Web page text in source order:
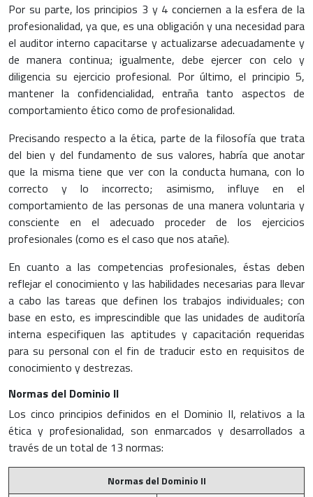
Por su parte, los principios 3 y 4 conciernen a la esfera de la
profesionalidad, ya que, es una obligación y una necesidad para
el auditor interno capacitarse y actualizarse adecuadamente y
de manera continua; igualmente, debe ejercer con celo y
diligencia su ejercicio profesional. Por último, el principio 5,
mantener la confidencialidad, entraña tanto aspectos de
comportamiento ético como de profesionalidad.
Precisando respecto a la ética, parte de la filosofía que trata
del bien y del fundamento de sus valores, habría que anotar
que la misma tiene que ver con la conducta humana, con lo
correcto y lo incorrecto; asimismo, influye en el
comportamiento de las personas de una manera voluntaria y
consciente en el adecuado proceder de los ejercicios
profesionales (como es el caso que nos atañe).
En cuanto a las competencias profesionales, éstas deben
reflejar el conocimiento y las habilidades necesarias para llevar
a cabo las tareas que definen los trabajos individuales; con
base en esto, es imprescindible que las unidades de auditoría
interna especifiquen las aptitudes y capacitación requeridas
para su personal con el fin de traducir esto en requisitos de
conocimiento y destrezas.
Normas del Dominio II
Los cinco principios definidos en el Dominio II, relativos a la
ética y profesionalidad, son enmarcados y desarrollados a
través de un total de 13 normas:
Normas del Dominio II